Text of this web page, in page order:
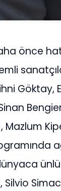
önce
Göktay,
Mazlum
ünlü
Silvio